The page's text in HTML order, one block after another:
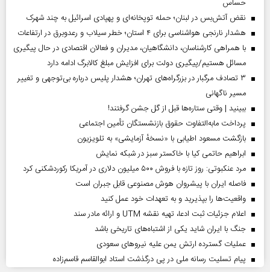
حساس
نقض آتش‌بس در لبنان؛ حمله توپخانه‌ای و پهپادی اسرائیل به چند شهرک
هشدار نارنجی هواشناسی برای ۴ استان؛ خطر سیلاب و رعدوبرق در ارتفاعات
با همراهی کارشناسان، دانشگاهیان، مدیران و فعالان اقتصادی در حال پیگیری
مسائل هستیم/پیگیری دولت برای افزایش مبلغ کالابرگ ادامه دارد
۳ تصادف مرگبار در بزرگراه‌های تهران؛ هشدار پلیس درباره بی‌توجهی و تغییر
مسیر ناگهانی
ببینید | وقتی ستاره‌ها قبل از گل جشن گرفتند!
پرداخت مابه‌التفاوت حقوق بازنشستگان تأمین اجتماعی
بازگشت مسعود اطیابی با «نسخهٔ آزمایشی» به تلویزیون
ابراهیم حاتمی کیا با خاکستر سبز در شبکه نمایش
مرد عنکبوتی: روز تازه با فروش ۵۰۰ میلیون دلاری در آمریکا رکوردشکنی کرد
فاصله ایران با پیشرو‌ان هوش مصنوعی قابل جبران است
واقعیت‌ها را بپذیرید و به تعهدات خود عمل کنید
اعلام جزئیات ثبت ادعا، تهیه نقشه UTM و ارائه مادر سند
جنگ با ایران شاید یکی از اشتباه‌های تاریخی باشد
عملیات گسترده ارتش یمن علیه نیروهای سعودی
پیام تسلیت رسانه ملی در پی درگذشت استاد ابوالقاسم قاسم‌زاده